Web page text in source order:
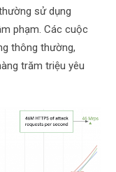
sử dụng
phạm. Các cuộc
thông thường,
trăm triệu yêu